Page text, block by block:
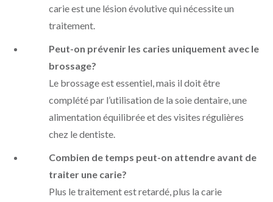
carie est une lésion évolutive qui nécessite un
traitement.
Peut-on prévenir les caries uniquement avec le
brossage?
Le brossage est essentiel, mais il doit être
complété par l’utilisation de la soie dentaire, une
alimentation équilibrée et des visites régulières
chez le dentiste.
Combien de temps peut-on attendre avant de
traiter une carie?
Plus le traitement est retardé, plus la carie